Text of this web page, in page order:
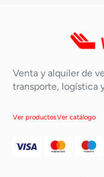
Venta y alquiler de
transporte, logística
Ver productosVer catálogo